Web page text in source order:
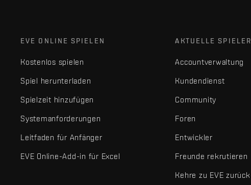
EVE ONLINE SPIELEN
Kostenlos spielen
Spiel herunterladen
Spielzeit hinzufügen
Systemanforderungen
Leitfaden für Anfänger
EVE Online-Add-in für Excel
AKTUELLE SPIELER
Accountverwaltung
Kundendienst
Community
Foren
Entwickler
Freunde rekrutieren
Kehre zu EVE zurück